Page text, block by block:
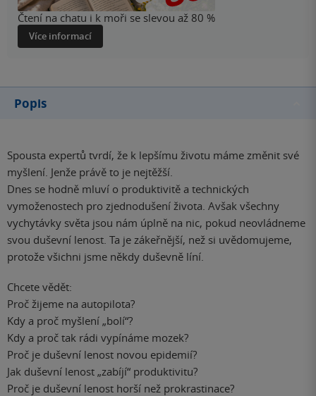
Čtení na chatu i k moři se slevou až 80 %
Více informací
Popis
Spousta expertů tvrdí, že k lepšímu životu máme změnit své
myšlení. Jenže právě to je nejtěžší.
Dnes se hodně mluví o produktivitě a technických
vymoženostech pro zjednodušení života. Avšak všechny
vychytávky světa jsou nám úplně na nic, pokud neovládneme
svou duševní lenost. Ta je zákeřnější, než si uvědomujeme,
protože všichni jsme někdy duševně líní.
Chcete vědět:
Proč žijeme na autopilota?
Kdy a proč myšlení „bolí“?
Kdy a proč tak rádi vypínáme mozek?
Proč je duševní lenost novou epidemií?
Jak duševní lenost „zabíjí“ produktivitu?
Proč je duševní lenost horší než prokrastinace?